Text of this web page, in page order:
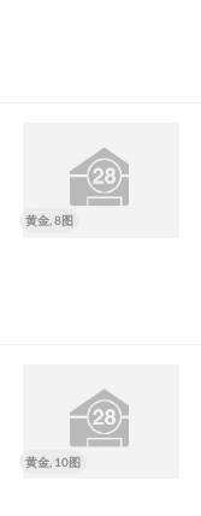
黄金, 8图
黄金, 10图